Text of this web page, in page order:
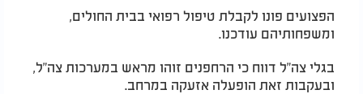
הפצועים פונו לקבלת טיפול רפואי בבית החולים,
ומשפחותיהם עודכנו.
בגלי צה"ל דווח כי הרחפנים זוהו מראש במערכות צה"ל,
ובעקבות זאת הופעלה אזעקה במרחב.